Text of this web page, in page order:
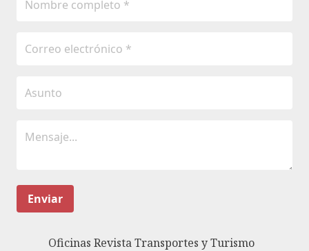
Enviar
Oficinas Revista Transportes y Turismo